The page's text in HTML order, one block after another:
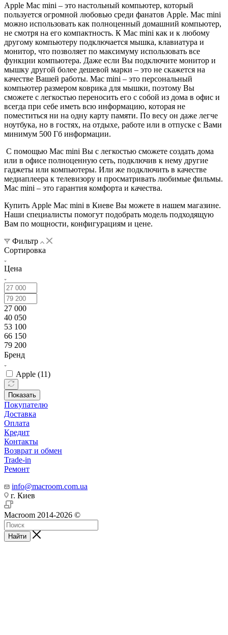
Apple Mac mini – это настольный компьютер, который
пользуется огромной любовью среди фанатов Apple. Mac mini
можно использовать как полноценный домашний компьютер,
не смотря на его компактность. К Mac mini как и к любому
другому компьютеру подключается мышка, клавиатура и
монитор, что позволяет по максимуму использовать все
функции компьютера. Даже если Вы подключите монитор и
мышку другой более дешевой марки – это не скажется на
качестве Вашей работы. Mac mini – это персональный
компьютер размером коврика для мышки, поэтому Вы
сможете с легкостью переносить его с собой из дома в офис и
всегда при себе иметь всю информацию, которая не
поместиться ни на одну карту памяти. По весу он даже легче
ноутбука, но в гостях, на отдыхе, работе или в отпуске с Вами
минимум 500 Гб информации.
С помощью Mac mini Вы с легкостью сможете создать дома
или в офисе полноценную сеть, подключив к нему другие
гаджеты или компьютеры. Или же подключить в качестве
медиаплеера к телевизору и просматривать любимые фильмы.
Mac mini – это гарантия комфорта и качества.
Купить Apple Mac mini в Киеве Вы можете в нашем магазине.
Наши специалисты помогут подобрать модель подходящую
Вам по мощности, конфигурациям и цене.
Фильтр
Сортировка
Цена
27 000
40 050
53 100
66 150
79 200
Бренд
Apple (11)
Показать
Покупателю
Доставка
Оплата
Кредит
Контакты
Возврат и обмен
Trade-in
Ремонт
info@macroom.com.ua
г. Киев
Macroom 2014-2026 ©
Найти